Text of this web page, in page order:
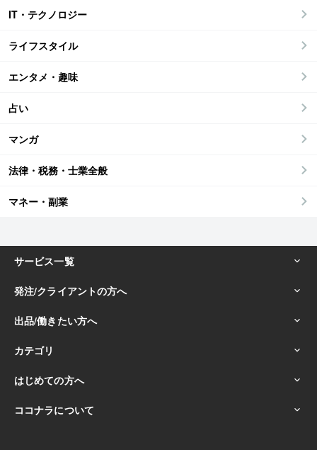
IT・テクノロジー
ライフスタイル
エンタメ・趣味
占い
マンガ
法律・税務・士業全般
マネー・副業